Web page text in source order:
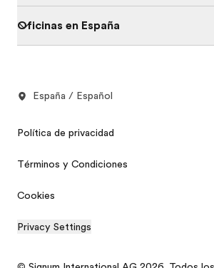
Oficinas en España
España / Español
Política de privacidad
Términos y Condiciones
Cookies
Privacy Settings